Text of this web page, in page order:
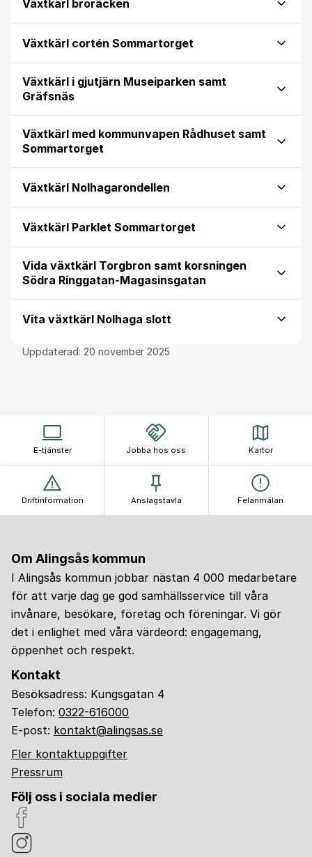
Växtkärl broräcken
Växtkärl cortén Sommartorget
Växtkärl i gjutjärn Museiparken samt
Gräfsnäs
Växtkärl med kommunvapen Rådhuset samt
Sommartorget
Växtkärl Nolhagarondellen
Växtkärl Parklet Sommartorget
Vida växtkärl Torgbron samt korsningen
Södra Ringgatan-Magasinsgatan
Vita växtkärl Nolhaga slott
Uppdaterad: 20 november 2025
E-tjänster Jobba hos oss Kartor
Driftinformation Anslagstavla Felanmälan
Om Alingsås kommun
I Alingsås kommun jobbar nästan 4 000 medarbetare
för att varje dag ge god samhällsservice till våra
invånare, besökare, företag och föreningar. Vi gör
det i enlighet med våra värdeord: engagemang,
öppenhet och respekt.
Kontakt
Besöksadress: Kungsgatan 4
Telefon: 0322-616000
E-post: kontakt@alingsas.se
Fler kontaktuppgifter
Pressrum
Följ oss i sociala medier